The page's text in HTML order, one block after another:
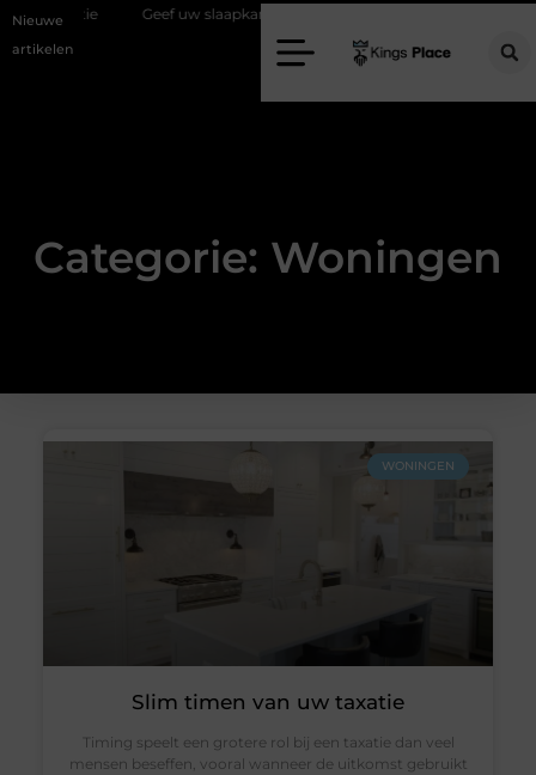
Nieuwe
artikelen
uw slaapkamer een upgrade met interieuradvies Zwolle
Categorie: Woningen
WONINGEN
Slim timen van uw taxatie
Timing speelt een grotere rol bij een taxatie dan veel
mensen beseffen, vooral wanneer de uitkomst gebruikt